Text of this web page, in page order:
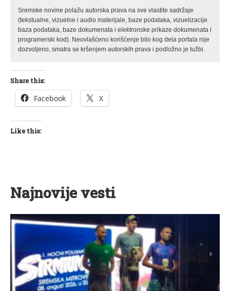
Sremske novine polažu autorska prava na sve vlastite sadržaje
(tekstualne, vizuelne i audio materijale, baze podataka, vizuelizacije
baza podataka, baze dokumenata i elektronske prikaze dokumenata i
programerski kod). Neovlašćeno korišćenje bilo kog dela portala nije
dozvoljeno, smatra se kršenjem autorskih prava i podložno je tužbi.
Share this:
Facebook X
Like this:
Najnovije vesti